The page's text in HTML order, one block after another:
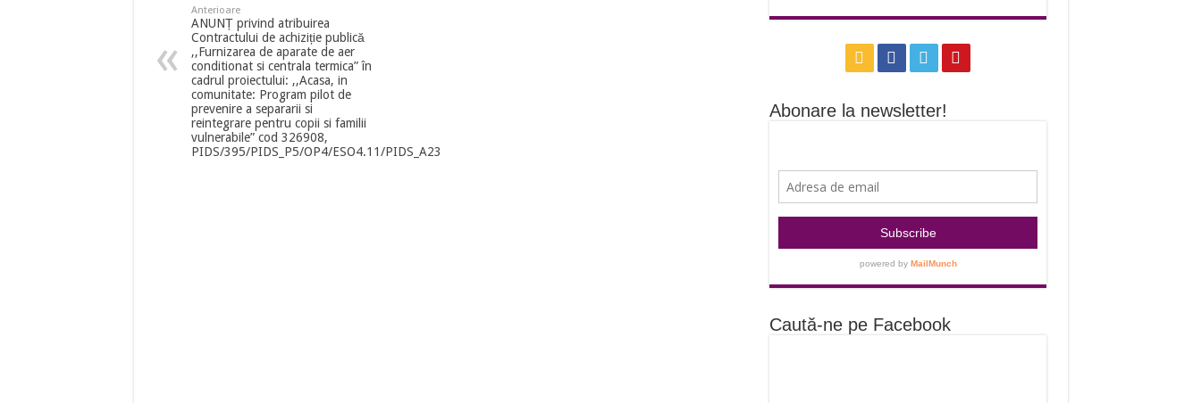
Anterioare
ANUNȚ privind atribuirea
Contractului de achiziție publică
,,Furnizarea de aparate de aer
conditionat si centrala termica” în
cadrul proiectului: ,,Acasa, in
comunitate: Program pilot de
prevenire a separarii si
reintegrare pentru copii si familii
vulnerabile” cod 326908,
PIDS/395/PIDS_P5/OP4/ESO4.11/PIDS_A23
Abonare la newsletter!
Caută-ne pe Facebook